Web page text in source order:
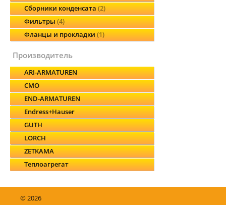
Сборники конденсата 2
Фильтры 4
Фланцы и прокладки 1
производитель
ARI-ARMATUREN
CMO
END-ARMATUREN
Endress+Hauser
GUTH
LORCH
ZETKAMA
Теплоагрегат
©2026